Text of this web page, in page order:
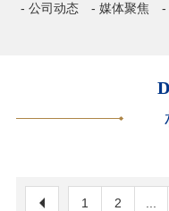
- 公司动态 - 媒体聚焦 -
1 2